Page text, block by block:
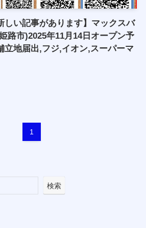
しい記事があります】マックスバ
路市)2025年11月14日オープン予
立地届出,フジ,イオン,スーパーマ
1
検索